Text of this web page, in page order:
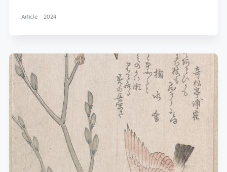
Article 2024